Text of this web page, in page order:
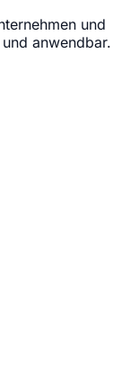
und
anwendbar.